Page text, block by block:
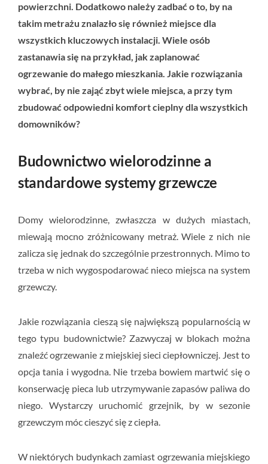
powierzchni. Dodatkowo należy zadbać o to, by na
takim metrażu znalazło się również miejsce dla
wszystkich kluczowych instalacji. Wiele osób
zastanawia się na przykład, jak zaplanować
ogrzewanie do małego mieszkania. Jakie rozwiązania
wybrać, by nie zająć zbyt wiele miejsca, a przy tym
zbudować odpowiedni komfort cieplny dla wszystkich
domowników?
Budownictwo wielorodzinne a
standardowe systemy grzewcze
Domy wielorodzinne, zwłaszcza w dużych miastach,
miewają mocno zróżnicowany metraż. Wiele z nich nie
zalicza się jednak do szczególnie przestronnych. Mimo to
trzeba w nich wygospodarować nieco miejsca na system
grzewczy.
Jakie rozwiązania cieszą się największą popularnością w
tego typu budownictwie? Zazwyczaj w blokach można
znaleźć ogrzewanie z miejskiej sieci ciepłowniczej. Jest to
opcja tania i wygodna. Nie trzeba bowiem martwić się o
konserwację pieca lub utrzymywanie zapasów paliwa do
niego. Wystarczy uruchomić grzejnik, by w sezonie
grzewczym móc cieszyć się z ciepła.
W niektórych budynkach zamiast ogrzewania miejskiego